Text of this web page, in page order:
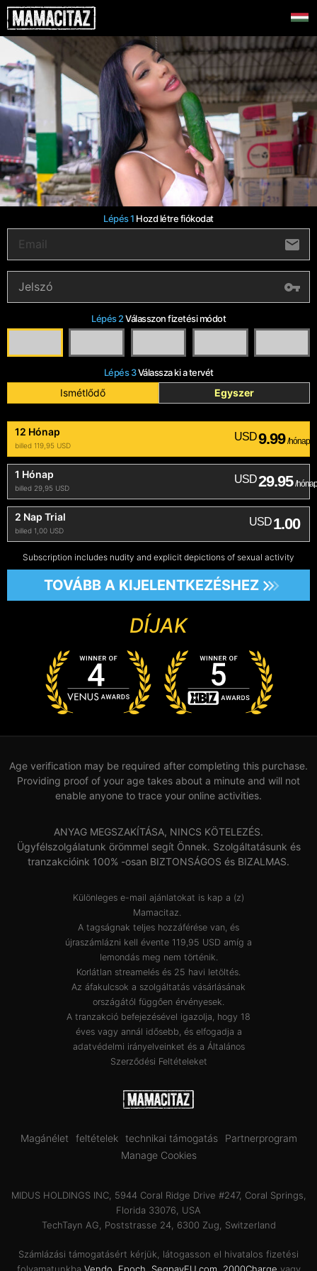
Lépés 1 Hozd létre fiókodat
Lépés 2Válasszon fizetési módot
Lépés 3Válassza ki a tervét
Ismétlődő Egyszer
12 Hónap
billed 119,95 USD
USD9.99 /hónap
1 Hónap
billed 29,95 USD
USD29.95 /hónap
2 Nap Trial
billed 1,00 USD
USD1.00
Subscription includes nudity and explicit depictions of sexual activity
TOVÁBB A KIJELENTKEZÉSHEZ
DÍJAK
Age verification may be required after completing this purchase.
Providing proof of your age takes about a minute and will not
enable anyone to trace your online activities.
ANYAG MEGSZAKÍTÁSA, NINCS KÖTELEZÉS.
Ügyfélszolgálatunk örömmel segít Önnek. Szolgáltatásunk és
tranzakcióink 100% -osan BIZTONSÁGOS és BIZALMAS.
Különleges e-mail ajánlatokat is kap a (z)
Mamacitaz.
A tagságnak teljes hozzáférése van, és
újraszámlázni kell évente 119,95 USD amíg a
lemondás meg nem történik.
Korlátlan streamelés és 25 havi letöltés.
Az áfakulcsok a szolgáltatás vásárlásának
országától függően érvényesek.
A tranzakció befejezésével igazolja, hogy 18
éves vagy annál idősebb, és elfogadja a
adatvédelmi irányelveinket és a Általános
Szerződési Feltételeket
Magánélet feltételek technikai támogatás
Partnerprogram
Manage Cookies
MIDUS HOLDINGS INC, 5944 Coral Ridge Drive #247, Coral Springs,
Florida 33076, USA
TechTayn AG, Poststrasse 24, 6300 Zug, Switzerland
Számlázási támogatásért kérjük, látogasson el hivatalos fizetési
folyamatunkba Vendo Epoch SegpayEU.com 2000Charge vagy